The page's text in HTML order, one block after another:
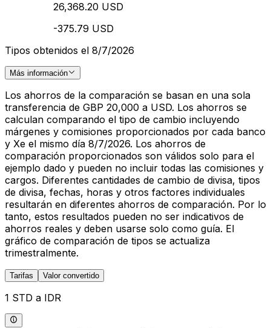
26,368.20 USD
-375.79 USD
Tipos obtenidos el 8/7/2026
Más información
Los ahorros de la comparación se basan en una sola
transferencia de GBP 20,000 a USD. Los ahorros se
calculan comparando el tipo de cambio incluyendo
márgenes y comisiones proporcionados por cada banco
y Xe el mismo día 8/7/2026. Los ahorros de
comparación proporcionados son válidos solo para el
ejemplo dado y pueden no incluir todas las comisiones y
cargos. Diferentes cantidades de cambio de divisa, tipos
de divisa, fechas, horas y otros factores individuales
resultarán en diferentes ahorros de comparación. Por lo
tanto, estos resultados pueden no ser indicativos de
ahorros reales y deben usarse solo como guía. El
gráfico de comparación de tipos se actualiza
trimestralmente.
Tarifas Valor convertido
1 STD a IDR